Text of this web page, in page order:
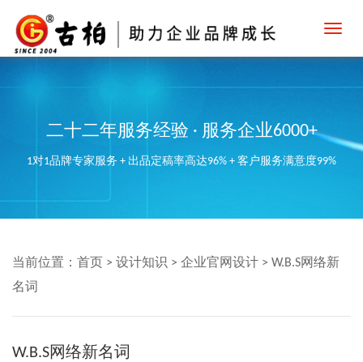
二十二年服务经验 · 服务企业6000+
1对1品牌专家服务 + 出品定稿率高达96% + 客户服务满意度99%
当前位置： 首页 > 设计知识 > 企业官网设计 > W.B.S网络新
名词
W.B.S网络新名词